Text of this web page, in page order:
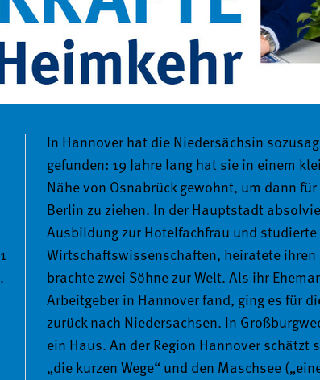
Für Sie bedeutet das natürlich, dass wir
Zufriedenheit arbeiten. So haben wir Ihre
Thema telefonische Erreichbarkeit und
sehr ernst genommen und arbeiten an der
unten). Auch in anderen Bereichen steht das
Service ganz oben auf unserer Agenda und
bemüht vor allem in diesen – für unsere
spürbaren – Themenfeldern für
In Hannover hat die Niedersächsin
gefunden: 19 Jahre lang hat sie in einem
Nähe von Osnabrück gewohnt, um dann für
Berlin zu ziehen. In der Hauptstadt
Ausbildung zur Hotelfachfrau und
Wirtschaftswissenschaften, heiratete ihren
brachte zwei Söhne zur Welt. Als ihr
Arbeitgeber in Hannover fand, ging es für
zurück nach Niedersachsen. In
ein Haus. An der Region Hannover schätzt
„die kurzen Wege“ und den Maschsee